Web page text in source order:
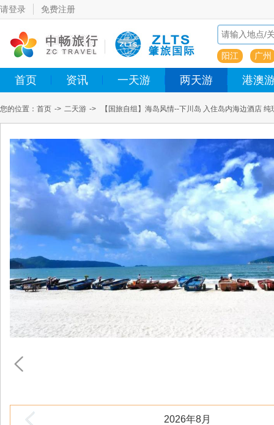
请登录 免费注册
阳江 广州
首页 资讯 一天游 两天游 港澳
您的位置： 首页 -> 二天游 -> 【国旅自组】海岛风情--下川岛 入住岛内海边酒店 纯
2026年8月